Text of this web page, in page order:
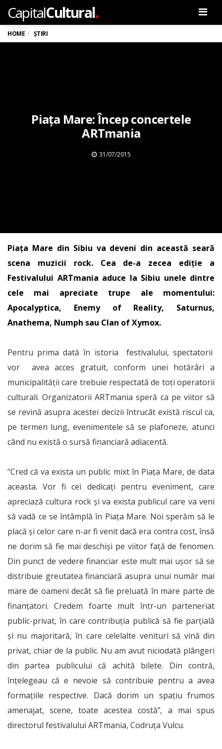
CapitalCultural.
HOME ȘTIRI
Piața Mare: Încep concertele
ARTmania
31/07/2015
Piața Mare din Sibiu va deveni din această seară
scena muzicii rock. Cea de-a zecea ediție a
Festivalului ARTmania aduce la Sibiu unele dintre
cele mai apreciate trupe ale momentului:
Apocalyptica, Enemy of Reality, Saturnus,
Anathema, Numph sau Clan of Xymox.
Pentru prima dată în istoria festivalului, spectatorii
vor avea acces gratuit, conform unei hotărâri a
municipalității care trebuie respectată de toți operatorii
culturali. Organizatorii ARTmania speră ca pe viitor să
se revină asupra acestei decizii întrucât există riscul ca,
pe termen lung, evenimentele să se plafoneze, atunci
când nu există o sursă financiară adiacentă.
“Cred că va exista un public mixt în Piața Mare, de data
aceasta. Vor fi cei dedicați pentru eveniment, care
apreciază cultura rock și va exista publicul care va veni
să vadă ce se întâmplă în Piața Mare. Noi sperăm să le
placă și celor care n-ar fi venit dacă era contra cost, însă
ne dorim să fie mai deschiși pe viitor față de fenomen.
Din punct de vedere financiar este mult mai ușor să se
distribuie greutatea financiară asupra unui număr mai
mare de oameni decât să fie preluată în mare parte de
finanțatori. Credem foarte mult într-un parteneriat
public-privat, în care contribuția publică să fie parțială
și nu majoritară, în care celelalte venituri să vină din
privat, chiar de la public. Nu am avut niciodată plângeri
din partea publicului că achită bilete. Din contră,
înțelegeau că e nevoie să contribuie pentru a avea
formațiile respective. Dacă dorim un spațiu frumos
amenajat, scene, toate acestea costă”, a mai spus
directorul festivalului ARTmania, Codruța Vulcu.